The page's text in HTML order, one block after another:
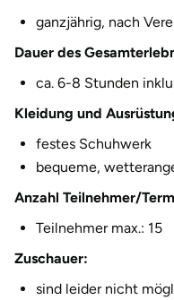
ganzjährig, nach
Dauer des
ca. 6-8 Stunden
Kleidung und
festes Schuhwerk
bequeme,
Anzahl Teilnehmer/
Teilnehmer max.: 15
Zuschauer:
sind leider nicht
Hamburg
Hannover
Heidelberg
Heilbronn